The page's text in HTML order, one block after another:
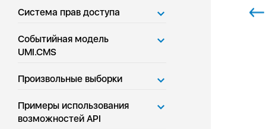
Система прав доступа
Событийная модель
UMI.CMS
Произвольные выборки
Примеры использования
возможностей API